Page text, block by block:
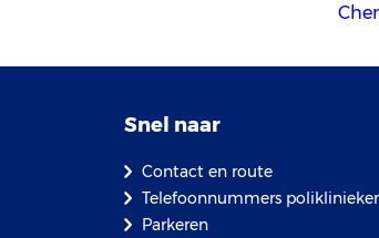
Snel naar
Contact en route
Telefoonnummers
Parkeren